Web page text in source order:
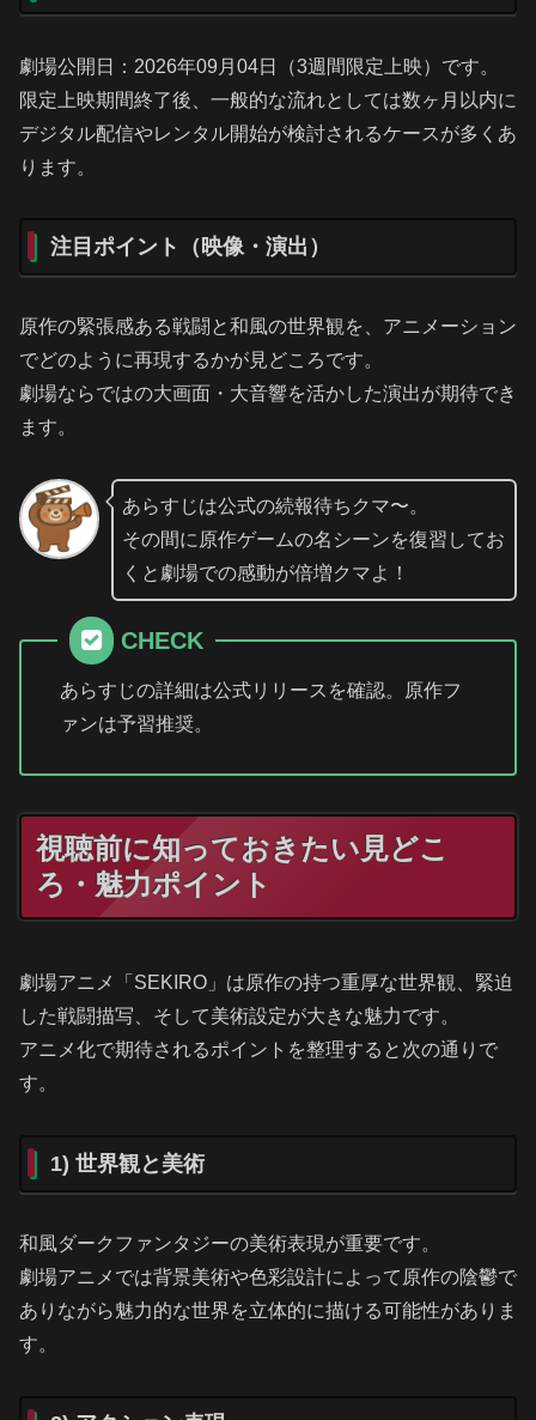
劇場公開日：2026年09月04日（3週間限定上映）です。
限定上映期間終了後、一般的な流れとしては数ヶ月以内に
デジタル配信やレンタル開始が検討されるケースが多くあ
ります。
注目ポイント（映像・演出）
原作の緊張感ある戦闘と和風の世界観を、アニメーション
でどのように再現するかが見どころです。
劇場ならではの大画面・大音響を活かした演出が期待でき
ます。
あらすじは公式の続報待ちクマ〜。
その間に原作ゲームの名シーンを復習してお
くと劇場での感動が倍増クマよ！
CHECK
あらすじの詳細は公式リリースを確認。原作フ
ァンは予習推奨。
視聴前に知っておきたい見どこ
ろ・魅力ポイント
劇場アニメ「SEKIRO」は原作の持つ重厚な世界観、緊迫
した戦闘描写、そして美術設定が大きな魅力です。
アニメ化で期待されるポイントを整理すると次の通りで
す。
1) 世界観と美術
和風ダークファンタジーの美術表現が重要です。
劇場アニメでは背景美術や色彩設計によって原作の陰鬱で
ありながら魅力的な世界を立体的に描ける可能性がありま
す。